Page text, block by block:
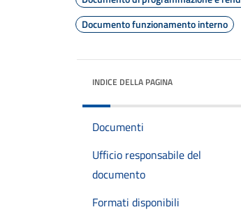
Documento funzionamento interno
INDICE DELLA PAGINA
Documenti
Ufficio responsabile del
documento
Formati disponibili